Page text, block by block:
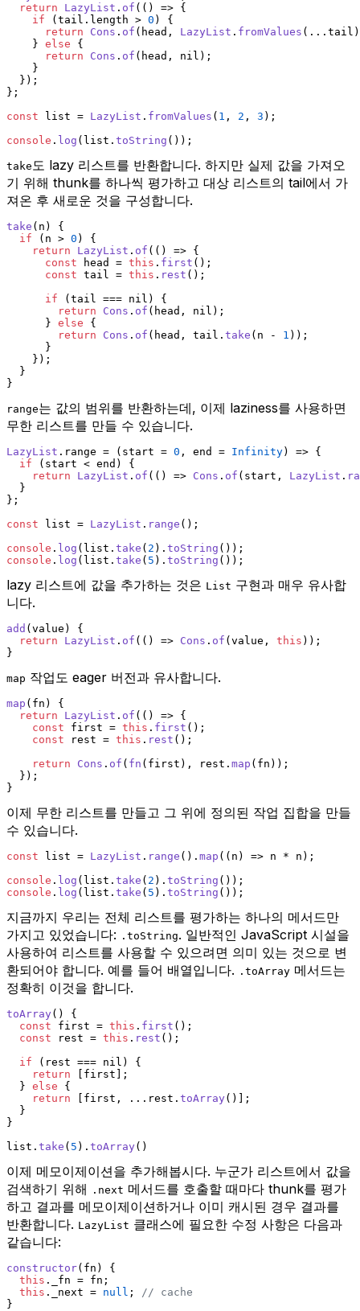
return
LazyList . of ( () => {
if (tail. length > 0 ) {
return
Cons . of (head, LazyList . fromValues
    }
else {
return
Cons . of (head, nil);
    }
  });
};
const list = LazyList . fromValues ( 1 , 2 , 3 );
console . log (list. toString ());
take 도 lazy 리스트를 반환합니다. 하지만 실제 값을 가져오
기 위해 thunk를 하나씩 평가하고 대상 리스트의 tail에서 가
져온 후 새로운 것을 구성합니다.
take ( n ) {
if (n > 0 ) {
return
LazyList . of ( () => {
const head = this . first ();
const tail = this . rest ();
if (tail === nil) {
return
Cons . of (head, nil);
      }
else {
return
Cons . of (head, tail. take (n - 1 ));
      }
    });
  }
}
range는 값의 범위를 반환하는데, 이제 laziness를 사용하면
무한 리스트를 만들 수 있습니다.
LazyList . range = ( start = 0 , end = Infinity) => {
if (start < end) {
return
LazyList . of ( () => Cons . of (start, LazyList .
  }
};
const list = LazyList . range ();
console . log (list. take ( 2 ). toString ());
console . log (list. take ( 5 ). toString ());
lazy 리스트에 값을 추가하는 것은 List 구현과 매우 유사합
니다.
add (value ) {
return
LazyList . of ( () => Cons . of (value, this ));
}
map 작업도 eager 버전과 유사합니다.
map ( fn ) {
return
LazyList . of ( () => {
const first = this . first ();
const rest = this . rest ();
return
Cons . of ( fn (first), rest. map (fn));
  });
}
이제 무한 리스트를 만들고 그 위에 정의된 작업 집합을 만들
수 있습니다.
const list = LazyList . range (). map ( ( n ) => n * n);
console . log (list. take ( 2 ). toString ());
console . log (list. take ( 5 ). toString ());
지금까지 우리는 전체 리스트를 평가하는 하나의 메서드만
가지고 있었습니다: .toString. 일반적인 JavaScript 시설을
사용하여 리스트를 사용할 수 있으려면 의미 있는 것으로 변
환되어야 합니다. 예를 들어 배열입니다. .toArray 메서드는
정확히 이것을 합니다.
toArray( ) {
const first = this . first ();
const rest = this . rest ();
if (rest === nil) {
return [first];
  }
else {
return [first, ...rest. toArray()];
  }
}
list. take ( 5 ). toArray()
이제 메모이제이션을 추가해봅시다. 누군가 리스트에서 값을
검색하기 위해
.next 메서드를 호출할 때마다 thunk를 평가
하고 결과를 메모이제이션하거나 이미 캐시된 경우 결과를
반환합니다. LazyList 클래스에 필요한 수정 사항은 다음과
같습니다:
constructor( fn ) {
this . _fn = fn;
this . _next = null ;
// cache
}